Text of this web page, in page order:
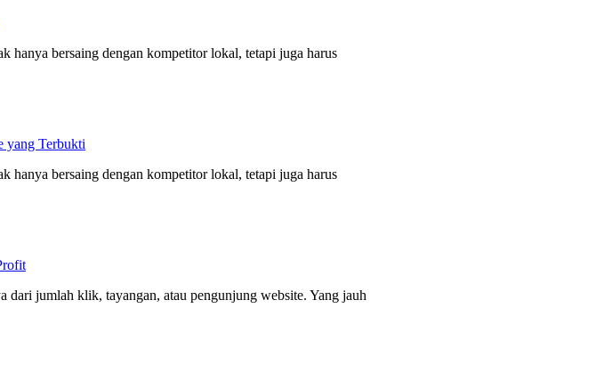
hanya bersaing dengan kompetitor lokal, tetapi juga harus
yang Terbukti
hanya bersaing dengan kompetitor lokal, tetapi juga harus
jumlah klik, tayangan, atau pengunjung website. Yang jauh